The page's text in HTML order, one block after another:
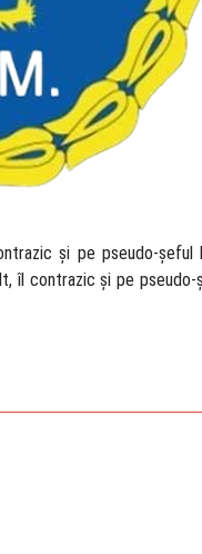
și pe pseudo-
îl contrazic și pe